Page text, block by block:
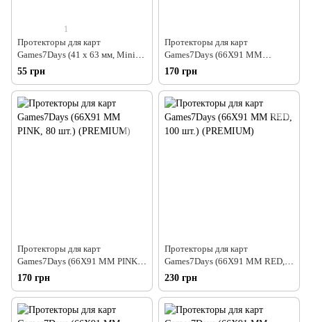
1
Протекторы для карт
Games7Days (41 х 63 мм, Mini
USA, 100 шт.) (STANDART)
55 грн
Протекторы для карт
Games7Days (66X91 MM
ORANGE, 80 шт.) (PREMIUM)
170 грн
Протекторы для карт
Games7Days (66X91 MM PINK,
80 шт.) (PREMIUM)
170 грн
Протекторы для карт
Games7Days (66X91 MM RED,
100 шт.) (PREMIUM)
230 грн